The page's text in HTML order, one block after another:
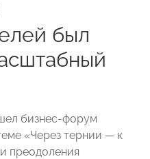
был
бизнес-форум
«Через тернии — к
преодоления